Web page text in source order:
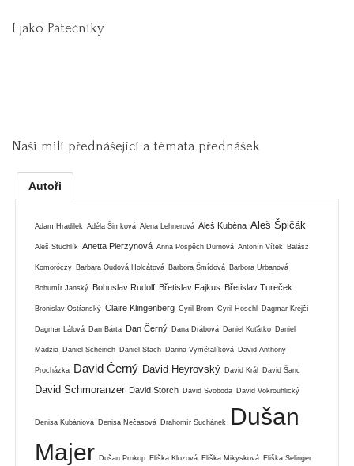
I jako Pátečníky
Naši milí přednášející a témata přednášek
Autoři
Adam Hradilek Adéla Šimková Alena Lehnerová Aleš Kuběna Aleš Špičák
Aleš Stuchlík Anetta Pierzynová Anna Pospěch Durnová Antonín Vítek Balász
Komoróczy Barbara Oudová Holcátová Barbora Šmídová Barbora Urbanová
Bohumír Janský Bohuslav Rudolf Břetislav Fajkus Břetislav Tureček
Bronislav Ostřanský Claire Klingenberg Cyril Brom Cyril Hoschl Dagmar Krejčí
Dagmar Lálová Dan Bárta Dan Černý Dana Drábová Daniel Koťátko Daniel
Madzia Daniel Scheirich Daniel Stach Darina Vymětalíková David Anthony
Procházka David Černý David Heyrovský David Král David Šanc
David Schmoranzer David Storch David Svoboda David Vokrouhlický
Denisa Kubániová Denisa Nečasová Drahomír Suchánek
Dušan
Majer Dušan Prokop Eliška Klozová Eliška Mikysková Eliška Selinger